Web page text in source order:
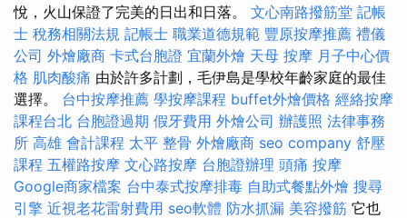
悅，火山保證了完美的日出和日落。 文心南路撥筋堂 記帳
士 稅務相關法規 記帳士 職業道德規範 豐原按摩推薦 禮儀
公司 外燴廠商 卡式台胞證 宜蘭外燴 天母 按摩 月子中心價
格 肌肉酸痛 由於許多計劃，毛伊島是學校年齡家庭的最佳
選擇。 台中按摩推薦 學按摩課程 buffet外燴價格 經絡按摩
課程台北 台胞證過期 假牙費用 外燴公司 辦護照 法律事務
所 高雄 會計課程 太平 整骨 外燴廠商 seo company 舒壓
課程 五權路按摩 文心路按摩 台胞證辦理 頭痛 按摩
Google商家檔案 台中泰式按摩排毒 自助式餐點外燴 搜尋
引擎 近視老花雷射費用 seo軟體 防水抓漏 美容撥筋 它也